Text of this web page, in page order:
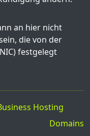
an hier nicht
die von der
festgelegt
Hosting
Domains